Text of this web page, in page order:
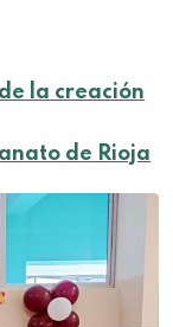
la creación
de Rioja